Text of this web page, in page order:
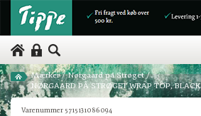
Mærker/ Nørgaard på Strøget/
NØRGAARD PÅ STRØGET WRAP TOP, BLACK
Varenummer 5715131086094